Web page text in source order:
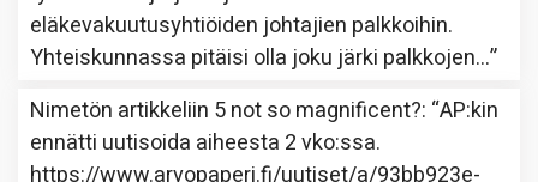
eläkevakuutusyhtiöiden johtajien palkkoihin.
Yhteiskunnassa pitäisi olla joku järki palkkojen…”
Nimetön artikkeliin 5 not so magnificent?: “AP:kin
ennätti uutisoida aiheesta 2 vko:ssa.
https://www.arvopaperi.fi/uutiset/a/93bb923e-